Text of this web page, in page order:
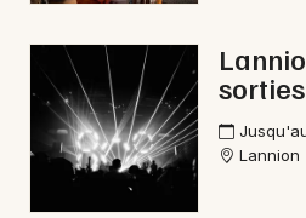
Sorties & loisirs
Fête de la musique dans
Fête de la musique en
Lannion